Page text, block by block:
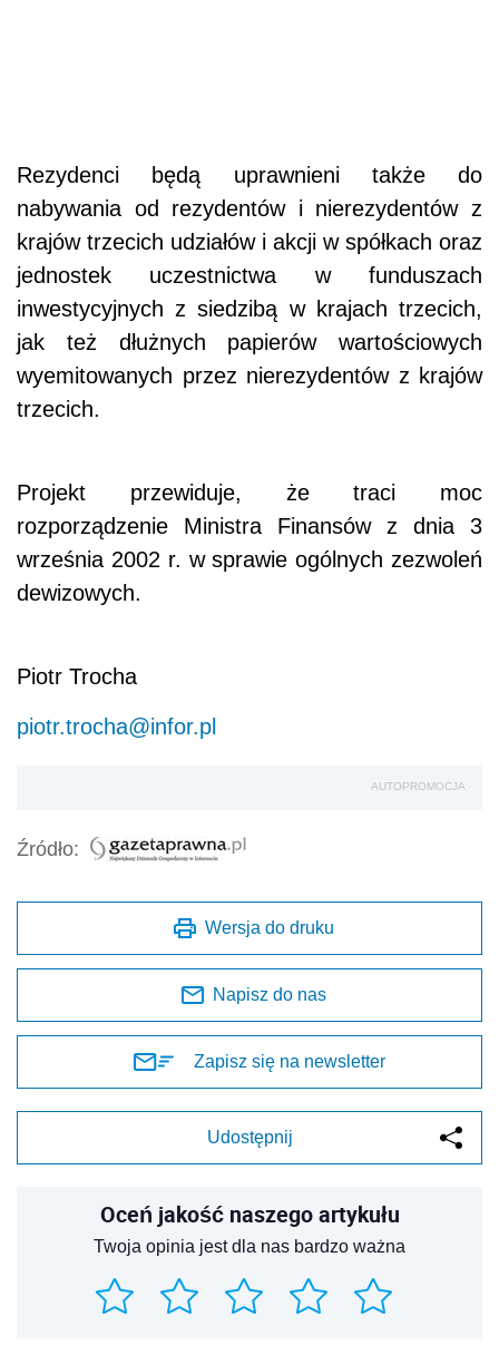
Rezydenci będą uprawnieni także do
nabywania od rezydentów i nierezydentów z
krajów trzecich udziałów i akcji w spółkach oraz
jednostek uczestnictwa w funduszach
inwestycyjnych z siedzibą w krajach trzecich,
jak też dłużnych papierów wartościowych
wyemitowanych przez nierezydentów z krajów
trzecich.
Projekt przewiduje, że traci moc
rozporządzenie Ministra Finansów z dnia 3
września 2002 r. w sprawie ogólnych zezwoleń
dewizowych.
Piotr Trocha
piotr.trocha@infor.pl
AUTOPROMOCJA
Źródło:
Wersja do druku
Napisz do nas
Zapisz się na newsletter
Udostępnij
Oceń jakość naszego artykułu
Twoja opinia jest dla nas bardzo ważna